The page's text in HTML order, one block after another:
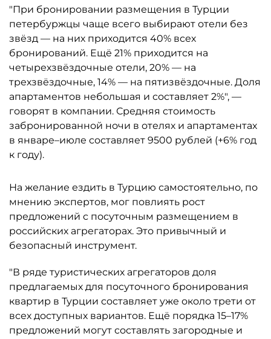
"При бронировании размещения в Турции
петербуржцы чаще всего выбирают отели без
звёзд — на них приходится 40% всех
бронирований. Ещё 21% приходится на
четырехзвёздочные отели, 20% — на
трехзвёздочные, 14% — на пятизвёздочные. Доля
апартаментов небольшая и составляет 2%", —
говорят в компании. Средняя стоимость
забронированной ночи в отелях и апартаментах
в январе–июле составляет 9500 рублей (+6% год
к году).
На желание ездить в Турцию самостоятельно, по
мнению экспертов, мог повлиять рост
предложений с посуточным размещением в
российских агрегаторах. Это привычный и
безопасный инструмент.
"В ряде туристических агрегаторов доля
предлагаемых для посуточного бронирования
квартир в Турции составляет уже около трети от
всех доступных вариантов. Ещё порядка 15–17%
предложений могут составлять загородные и